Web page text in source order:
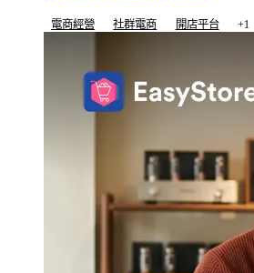
電商經營 社群電商 開店平台 +1